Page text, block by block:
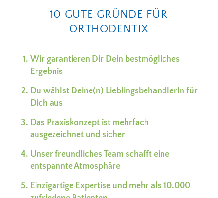
10 GUTE GRÜNDE FÜR
ORTHODENTIX
Wir garantieren Dir Dein bestmögliches
Ergebnis
Du wählst Deine(n) LieblingsbehandlerIn für
Dich aus
Das Praxiskonzept ist mehrfach
ausgezeichnet und sicher
Unser freundliches Team schafft eine
entspannte Atmosphäre
Einzigartige Expertise und mehr als 10.000